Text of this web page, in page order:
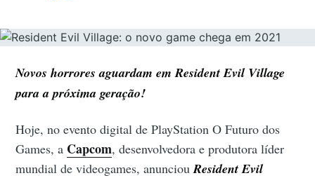
Novos horrores aguardam em Resident Evil Village
para a próxima geração!
Hoje, no evento digital de PlayStation O Futuro dos
Games, a Capcom, desenvolvedora e produtora líder
mundial de videogames, anunciouResident Evil